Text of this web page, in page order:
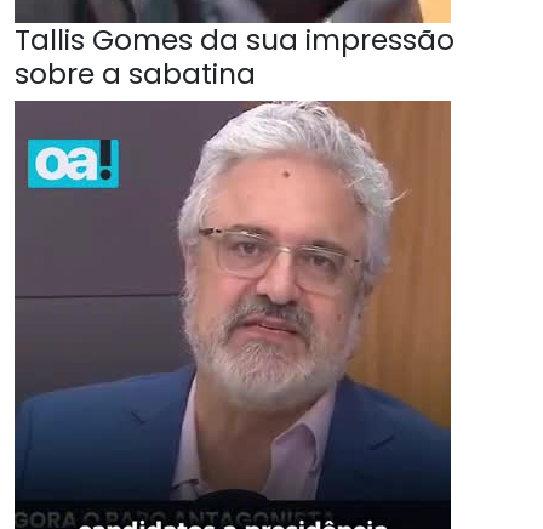
Tallis Gomes da sua impressão
sobre a sabatina